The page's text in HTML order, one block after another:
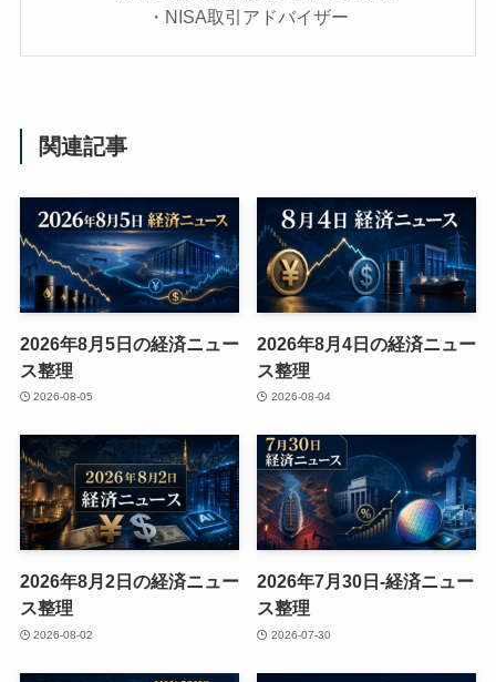
・NISA取引アドバイザー
関連記事
2026年8月5日の経済ニュー
ス整理
2026-08-05
2026年8月4日の経済ニュー
ス整理
2026-08-04
2026年8月2日の経済ニュー
ス整理
2026-08-02
2026年7月30日-経済ニュー
ス整理
2026-07-30